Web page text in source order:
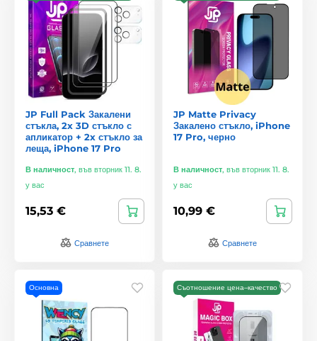
JP Full Pack Закалени
стъкла, 2x 3D стъкло с
апликатор + 2x стъкло за
леща, iPhone 17 Pro
В наличност, във вторник 11. 8.
у вас
15,53 €
Сравнете
JP Matte Privacy
Закалено стъкло, iPhone
17 Pro, черно
В наличност, във вторник 11. 8.
у вас
10,99 €
Сравнете
Основна Съотношение цена–качество